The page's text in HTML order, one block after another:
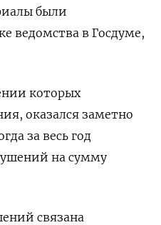
были
ведомства в Госдуме,
которых
оказался заметно
за весь год
на сумму
связана